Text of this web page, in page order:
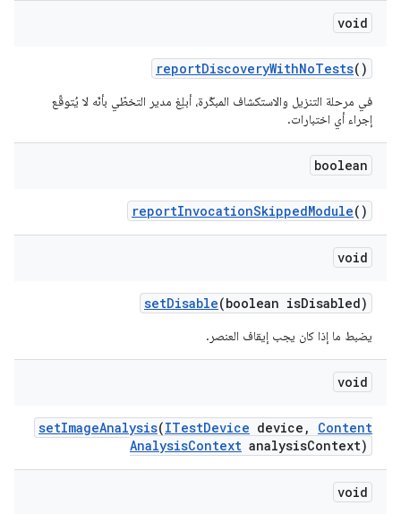
void
reportDiscoveryWithNoTests()
في مرحلة التنزيل والاستكشاف المبكّرة، أبلِغ مدير التخطّي بأنّه لا يُتوقّع
إجراء أي اختبارات.
boolean
reportInvocationSkippedModule()
void
setDisable(boolean isDisabled)
يضبط ما إذا كان يجب إيقاف العنصر.
void
setImageAnalysis(ITestDevice device ,
Content
AnalysisContext analysisContext)
void